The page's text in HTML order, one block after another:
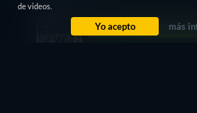
de videos.
Yo acepto más